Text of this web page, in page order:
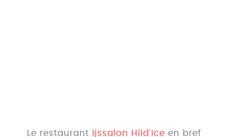
Le restaurant Ijssalon Hild'Ice en bref